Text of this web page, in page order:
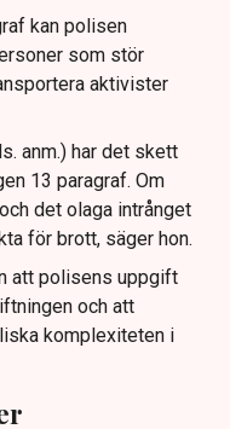
kan polisen
som stör
aktivister
anm.) har det skett
13 paragraf. Om
det olaga intrånget
för brott, säger hon.
att polisens uppgift
och att
komplexiteten i